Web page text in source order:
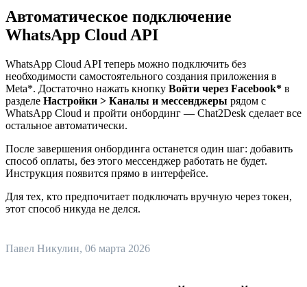
Автоматическое подключение
WhatsApp Cloud API
WhatsApp Cloud API теперь можно подключить без
необходимости самостоятельного создания приложения в
Meta*. Достаточно нажать кнопку Войти через Facebook* в
разделе Настройки > Каналы и мессенджеры рядом с
WhatsApp Cloud и пройти онбординг — Chat2Desk сделает все
остальное автоматически.
После завершения онбординга останется один шаг: добавить
способ оплаты, без этого мессенджер работать не будет.
Инструкция появится прямо в интерфейсе.
Для тех, кто предпочитает подключать вручную через токен,
этот способ никуда не делся.
Павел Никулин, 06 марта 2026